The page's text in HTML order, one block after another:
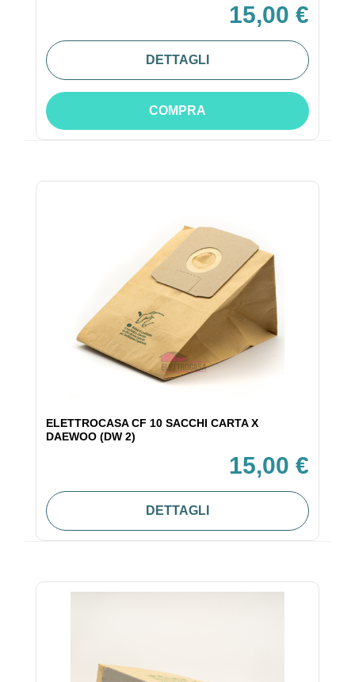
15,00 €
DETTAGLI
COMPRA
ELETTROCASA CF 10 SACCHI CARTA X
DAEWOO (DW 2)
15,00 €
DETTAGLI